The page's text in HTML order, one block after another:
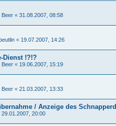
Beer « 31.08.2007, 08:58
« 19.07.2007, 14:26
Dienst !?!?
Beer « 19.06.2007, 15:19
Beer « 21.03.2007, 13:33
/ Anzeige des
29.01.2007, 20:00